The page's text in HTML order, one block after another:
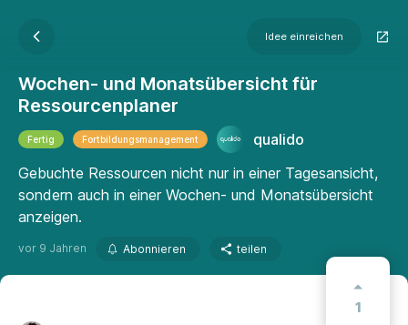
Idee einreichen
Wochen- und Monatsübersicht für
Ressourcenplaner
Fertig Fortbildungsmanagement
qualido
Gebuchte Ressourcen nicht nur in einer Tagesansicht,
sondern auch in einer Wochen- und Monatsübersicht
anzeigen.
vor 9 Jahren Abonnieren teilen
1